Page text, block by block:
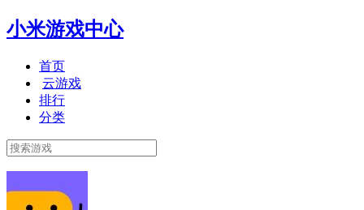
小米游戏中心
首页
云游戏
排行
分类